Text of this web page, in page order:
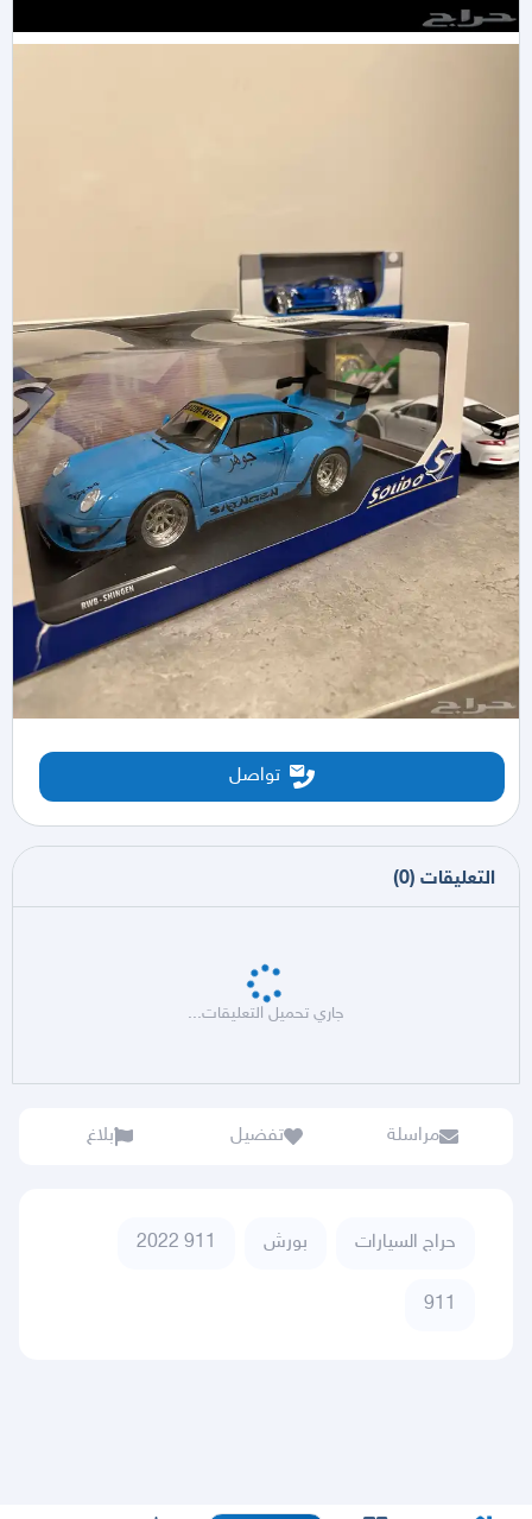
تواصل
التعليقات (
0
)
جاري تحميل التعليقات...
مراسلة تفضيل بلاغ
حراج السيارات بورش 911 2022
911